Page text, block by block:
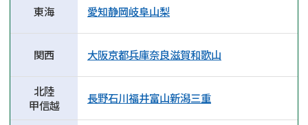
東海 愛知静岡岐阜山梨
関西 大阪京都兵庫奈良滋賀和歌山
北陸
甲信越
長野石川福井富山新潟三重